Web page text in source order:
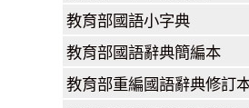
教育部國語小字典
教育部國語辭典簡編本
教育部重編國語辭典修訂